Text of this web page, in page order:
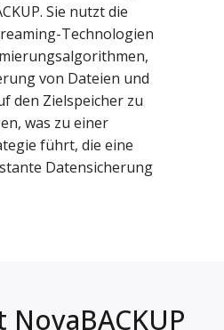
Sie nutzt die
Technologien
von Dateien und
den Zielspeicher zu
was zu einer
führt, die eine
Datensicherung